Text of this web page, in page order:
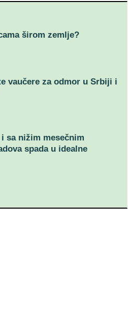
širom zemlje?
vaučere za odmor u Srbiji i
sa nižim mesečnim
spada u idealne